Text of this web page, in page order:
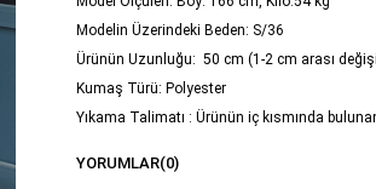
Modelin Üzerindeki Beden: S/36
Ürünün Uzunluğu: 50 cm (1-2 cm arası
Kumaş Türü: Polyester
Yıkama Talimatı : Ürünün iç kısmında
YORUMLAR(0)